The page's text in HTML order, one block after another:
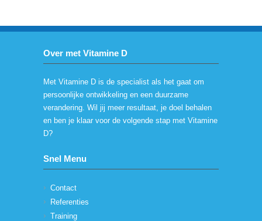
Over met Vitamine D
Met Vitamine D is de specialist als het gaat om
persoonlijke ontwikkeling en een duurzame
verandering. Wil jij meer resultaat, je doel behalen
en ben je klaar voor de volgende stap met Vitamine
D?
Snel Menu
Contact
Referenties
Training